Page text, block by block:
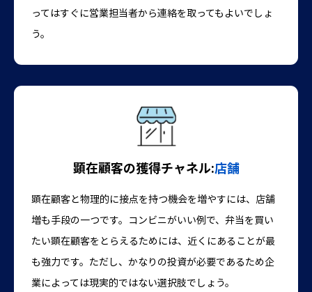
ってはすぐに営業担当者から連絡を取ってもよいでしょ
う。
顕在顧客の獲得チャネル:店舗
顕在顧客と物理的に接点を持つ機会を増やすには、店舗
増も手段の一つです。コンビニがいい例で、弁当を買い
たい顕在顧客をとらえるためには、近くにあることが最
も強力です。ただし、かなりの投資が必要であるため企
業によっては現実的ではない選択肢でしょう。